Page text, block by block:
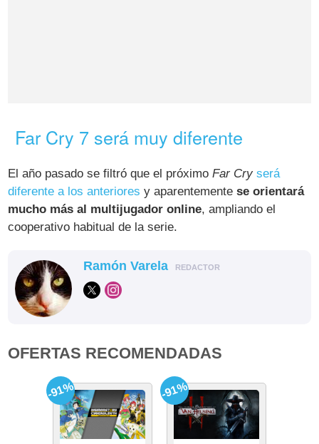
Far Cry 7 será muy diferente
El año pasado se filtró que el próximoFar Cry será
diferente a los anteriores y aparentementese orientará
mucho más al multijugador online, ampliando el
cooperativo habitual de la serie.
Ramón Varela REDACTOR
OFERTAS RECOMENDADAS
-91% -91%